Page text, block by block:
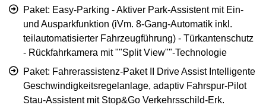
Paket: Easy-Parking - Aktiver Park-Assistent mit Ein-
und Ausparkfunktion (iVm. 8-Gang-Automatik inkl.
teilautomatisierter Fahrzeugführung) - Türkantenschutz
- Rückfahrkamera mit ""Split View""-Technologie
Paket: Fahrerassistenz-Paket II Drive Assist Intelligente
Geschwindigkeitsregelanlage, adaptiv Fahrspur-Pilot
Stau-Assistent mit Stop&Go Verkehrsschild-Erk.